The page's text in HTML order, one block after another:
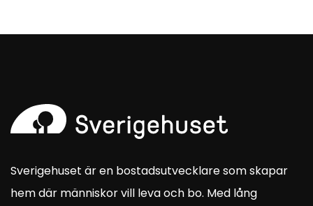
Sverigehuset är en bostadsutvecklare som skapar
hem där människor vill leva och bo. Med lång